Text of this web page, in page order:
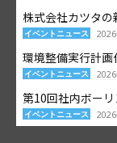
株式会社カツタ
イベントニュース
環境整備実行計画
イベントニュース
第10回社内ボー
イベントニュース